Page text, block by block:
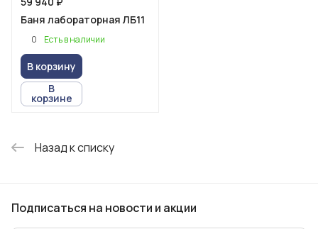
Баня лабораторная ЛБ11
0 Есть в наличии
В корзину
В
корзине
Назад к списку
Подписаться на новости и акции